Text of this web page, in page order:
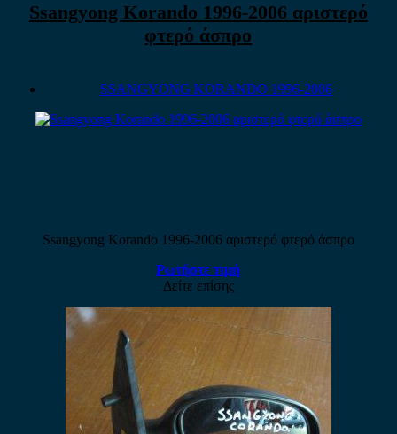
Ssangyong Korando 1996-2006 αριστερό
φτερό άσπρο
SSANGYONG KORANDO 1996-2006
Ssangyong Korando 1996-2006 αριστερό φτερό άσπρο
Ρωτήστε τιμή
Δείτε επίσης